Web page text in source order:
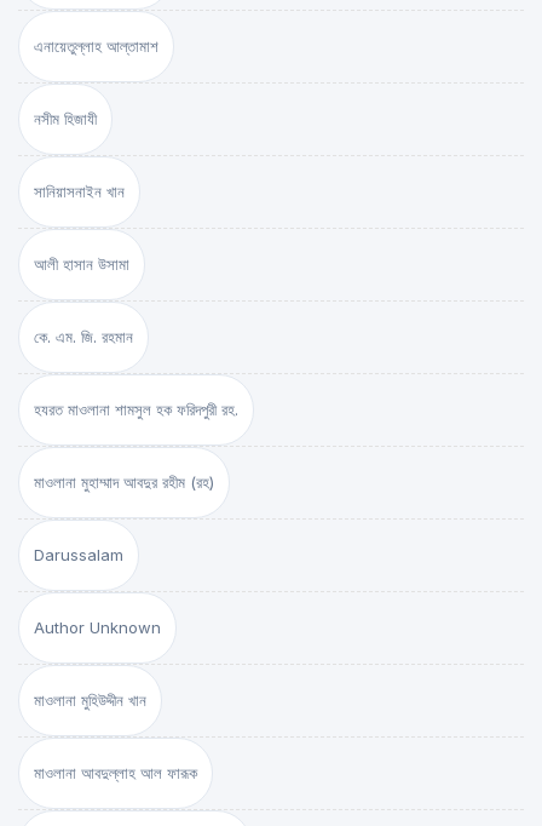
এনায়েতুল্লাহ আল্‌তামাশ
নসীম হিজাযী
সানিয়াসনাইন খান
আলী হাসান উসামা
কে. এম. জি. রহমান
হযরত মাওলানা শামসুল হক ফরিদপুরী রহ.
মাওলানা মুহাম্মাদ আবদুর রহীম (রহ)
Darussalam
Author Unknown
মাওলানা মুহিউদ্দীন খান
মাওলানা আবদুল্লাহ আল ফারূক